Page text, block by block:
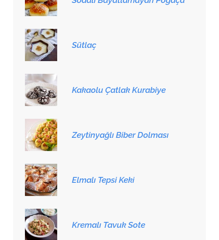
Sütlaç
Kakaolu Çatlak Kurabiye
Zeytinyağlı Biber Dolması
Elmalı Tepsi Keki
Kremalı Tavuk Sote